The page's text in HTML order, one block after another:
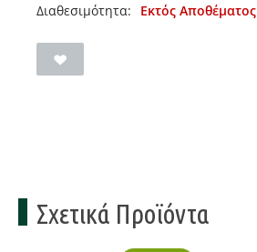
Διαθεσιμότητα:
Εκτός Αποθέματος
Σχετικά Προϊόντα